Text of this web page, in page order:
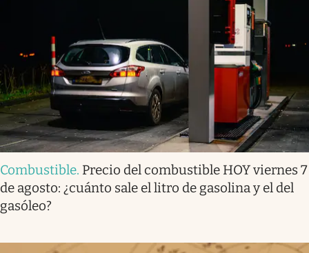
Combustible. Precio del combustible HOY viernes 7
de agosto: ¿cuánto sale el litro de gasolina y el del
gasóleo?